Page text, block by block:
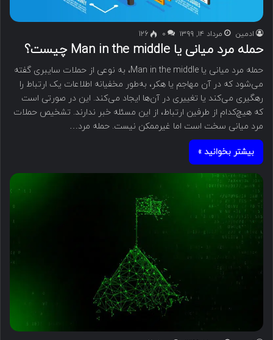
ادمین مرداد ۱۴, ۱۳۹۹ ۰ 126
حمله مرد میانی یا Man in the middle چیست؟
حمله مرد میانی یا Man in the middle، به نوعی از حملات سایبری گفته
می‌شود که در آن مهاجم یا هکر، به‌طور مخفیانه اطلاعات یک ارتباط را
رهگیری می‌کند یا تغییری در آن‌ها ایجاد می‌کند. این در صورتی است
که هیچ‌کدام از طرفین ارتباط، از این مسئله خبر ندارند. تشخیص حملات
مرد میانی سخت است اما غیرممکن نیست. حمله مرد…
بیشتر بخوانید »